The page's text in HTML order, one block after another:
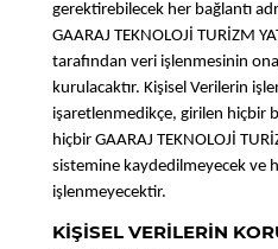
gerektirebilecek her bağlantı
GAARAJ TEKNOLOJİ TURİZM
tarafından veri işlenmesinin
kurulacaktır. Kişisel Verilerin
işaretlenmedikçe, girilen hiçbir
hiçbir GAARAJ TEKNOLOJİ
sistemine kaydedilmeyecek ve
işlenmeyecektir.
KİŞİSEL VERİLERİN